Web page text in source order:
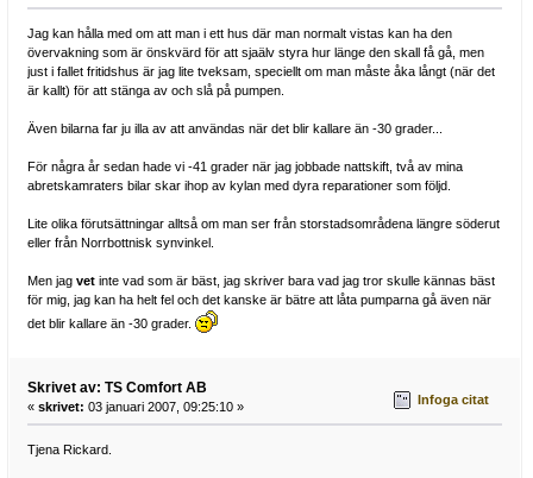
Jag kan hålla med om att man i ett hus där man normalt vistas kan ha den
övervakning som är önskvärd för att sjaälv styra hur länge den skall få gå, men
just i fallet fritidshus är jag lite tveksam, speciellt om man måste åka långt (när det
är kallt) för att stänga av och slå på pumpen.
Även bilarna far ju illa av att användas när det blir kallare än -30 grader...
För några år sedan hade vi -41 grader när jag jobbade nattskift, två av mina
abretskamraters bilar skar ihop av kylan med dyra reparationer som följd.
Lite olika förutsättningar alltså om man ser från storstadsområdena längre söderut
eller från Norrbottnisk synvinkel.
Men jag vet inte vad som är bäst, jag skriver bara vad jag tror skulle kännas bäst
för mig, jag kan ha helt fel och det kanske är bätre att låta pumparna gå även när
det blir kallare än -30 grader.
Skrivet av: TS Comfort AB
« skrivet: 03 januari 2007, 09:25:10 » Infoga citat
Tjena Rickard.